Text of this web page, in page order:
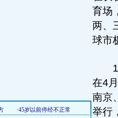
育场
两、
球市
在4
南京
举行